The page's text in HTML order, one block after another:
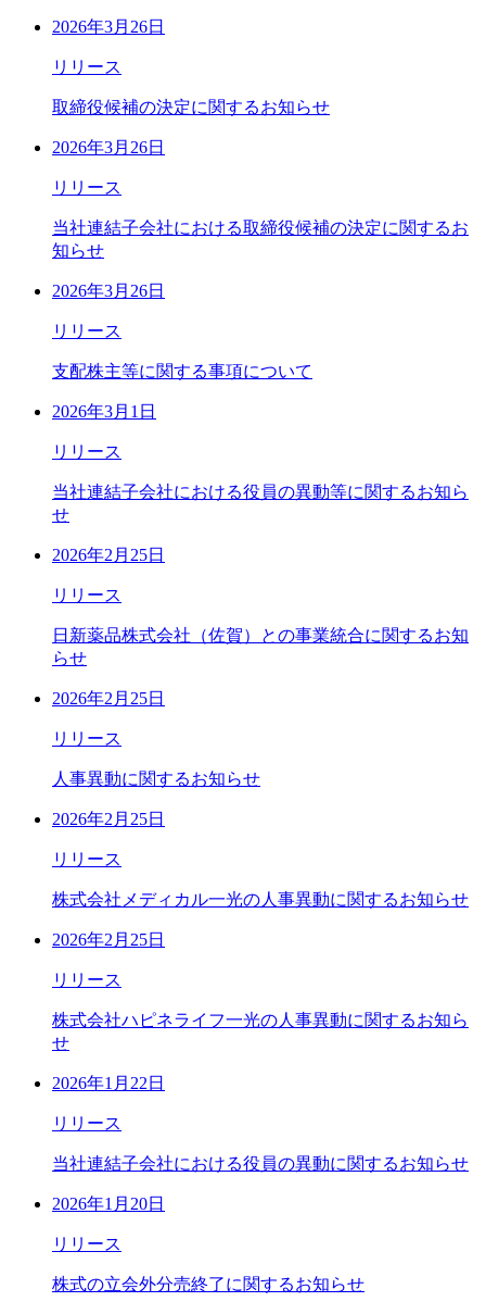
2026年3月26日
リリース
取締役候補の決定に関するお知らせ
2026年3月26日
リリース
当社連結子会社における取締役候補の決定に関するお
知らせ
2026年3月26日
リリース
支配株主等に関する事項について
2026年3月1日
リリース
当社連結子会社における役員の異動等に関するお知ら
せ
2026年2月25日
リリース
日新薬品株式会社（佐賀）との事業統合に関するお知
らせ
2026年2月25日
リリース
人事異動に関するお知らせ
2026年2月25日
リリース
株式会社メディカル一光の人事異動に関するお知らせ
2026年2月25日
リリース
株式会社ハピネライフ一光の人事異動に関するお知ら
せ
2026年1月22日
リリース
当社連結子会社における役員の異動に関するお知らせ
2026年1月20日
リリース
株式の立会外分売終了に関するお知らせ